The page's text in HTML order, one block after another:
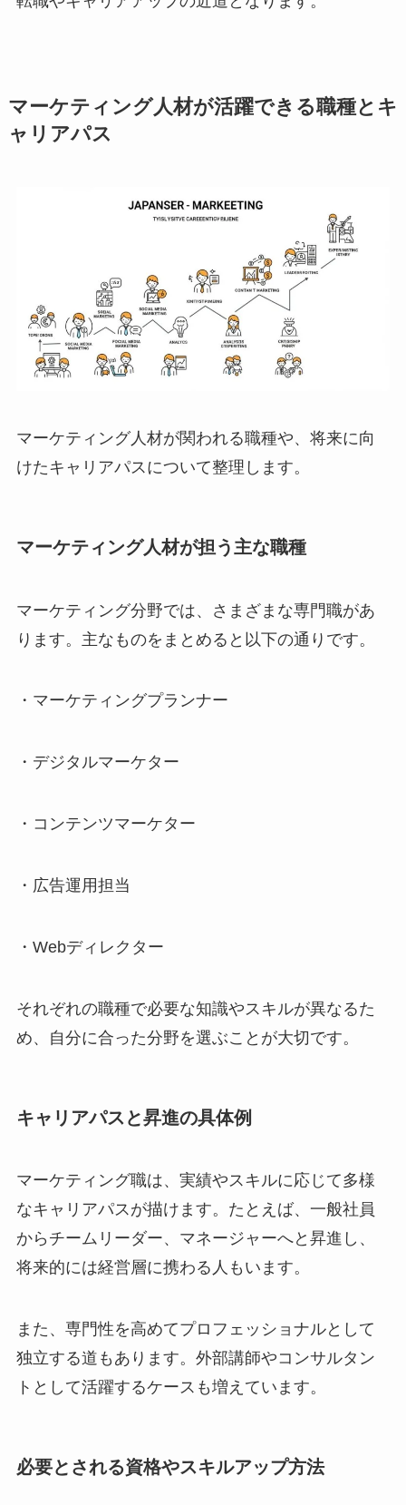
マーケティング人材が活躍できる職種とキ
ャリアパス
マーケティング人材が関われる職種や、将来に向
けたキャリアパスについて整理します。
マーケティング人材が担う主な職種
マーケティング分野では、さまざまな専門職があ
ります。主なものをまとめると以下の通りです。
・マーケティングプランナー
・デジタルマーケター
・コンテンツマーケター
・広告運用担当
・Webディレクター
それぞれの職種で必要な知識やスキルが異なるた
め、自分に合った分野を選ぶことが大切です。
キャリアパスと昇進の具体例
マーケティング職は、実績やスキルに応じて多様
なキャリアパスが描けます。たとえば、一般社員
からチームリーダー、マネージャーへと昇進し、
将来的には経営層に携わる人もいます。
また、専門性を高めてプロフェッショナルとして
独立する道もあります。外部講師やコンサルタン
トとして活躍するケースも増えています。
必要とされる資格やスキルアップ方法